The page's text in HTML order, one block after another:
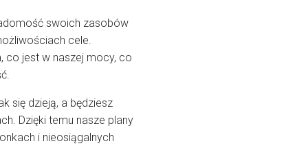
swoich zasobów
cele.
co jest w naszej mocy, co
się dzieją, a będziesz
Dzięki temu nasze plany
i nieosiągalnych